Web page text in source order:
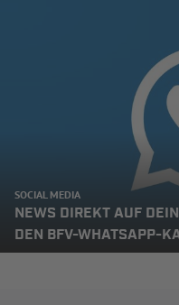
SOCIAL MEDIA
NEWS DIREKT AUF
DEN BFV-WHATSAPP-